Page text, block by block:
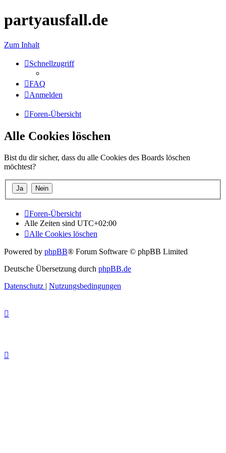
partyausfall.de
Zum Inhalt
Schnellzugriff
FAQ
Anmelden
Foren-Übersicht
Alle Cookies löschen
Bist du dir sicher, dass du alle Cookies des Boards löschen
möchtest?
Foren-Übersicht
Alle Zeiten sind UTC+02:00
Alle Cookies löschen
Powered by phpBB® Forum Software © phpBB Limited
Deutsche Übersetzung durch phpBB.de
Datenschutz | Nutzungsbedingungen